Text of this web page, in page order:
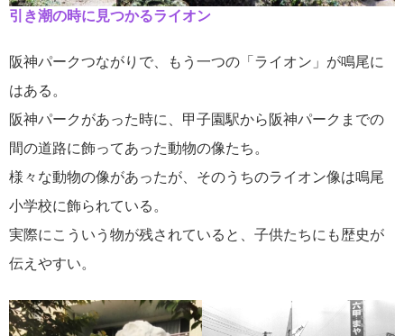
引き潮の時に見つかるライオン
阪神パークつながりで、もう一つの「ライオン」が鳴尾に
はある。
阪神パークがあった時に、甲子園駅から阪神パークまでの
間の道路に飾ってあった動物の像たち。
様々な動物の像があったが、そのうちのライオン像は鳴尾
小学校に飾られている。
実際にこういう物が残されていると、子供たちにも歴史が
伝えやすい。